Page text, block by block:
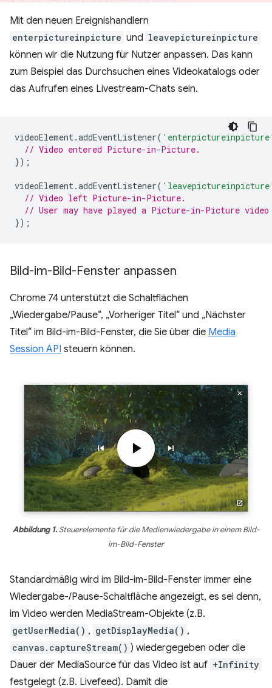
Mit den neuen Ereignishandlern
enterpictureinpicture und leavepictureinpicture
können wir die Nutzung für Nutzer anpassen. Das kann
zum Beispiel das Durchsuchen eines Videokatalogs oder
das Aufrufen eines Livestream-Chats sein.
videoElement.addEventListener(
// Video entered Picture-in-Picture.
});
videoElement.addEventListener(
// Video left Picture-in-Picture.
// User may have played a Picture-in-Picture
});
Bild-im-Bild-Fenster anpassen
Chrome 74 unterstützt die Schaltflächen
„Wiedergabe/Pause“, „Vorheriger Titel“ und „Nächster
Titel“ im Bild-im-Bild-Fenster, die Sie über die Media
Session API steuern können.
Abbildung 1.Steuerelemente für die Medienwiedergabe in einem Bild-
im-Bild-Fenster
Standardmäßig wird im Bild-im-Bild-Fenster immer eine
Wiedergabe-/Pause-Schaltfläche angezeigt, es sei denn,
im Video werden MediaStream-Objekte (z.B.
getUserMedia() , getDisplayMedia() ,
canvas.captureStream() ) wiedergegeben oder die
Dauer der MediaSource für das Video ist auf +Infinity
festgelegt (z.B. Livefeed). Damit die